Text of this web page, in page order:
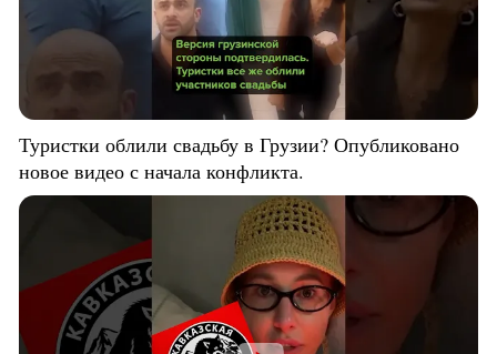
Туристки облили свадьбу в Грузии? Опубликовано
новое видео с начала конфликта.